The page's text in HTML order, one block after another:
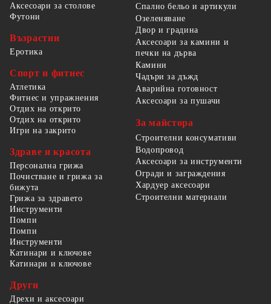
Аксесоари за столове
Футони
Възрастни
Еротика
Спорт и фитнес
Атлетика
Фитнес и упражнения
Отдих на открито
Отдих на открито
Игри на закрито
Здраве и красота
Персонална грижа
Почистване и грижа за
бижута
Грижа за здравето
Спално бельо и артикули
Озеленяване
Двор и градина
Аксесоари за камини и
печки на дърва
Камини
Чадъри за дъжд
Аварийна готовност
Аксесоари за пушачи
За майстора
Строителни консумативи
Водопровод
Аксесоари за инструменти
Огради и заграждения
Хардуер аксесоари
Строителни материали
Инструменти
Помпи
Помпи
Инструменти
Катинари и ключове
Катинари и ключове
Други
Дрехи и аксесоари